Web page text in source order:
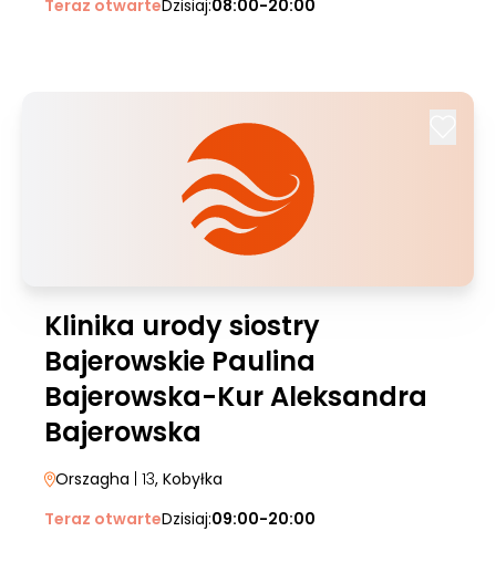
Teraz otwarteDzisiaj:08:00-20:00
Klinika urody siostry
Bajerowskie Paulina
Bajerowska-Kur Aleksandra
Bajerowska
Orszagha | 13, Kobyłka
Teraz otwarteDzisiaj:09:00-20:00